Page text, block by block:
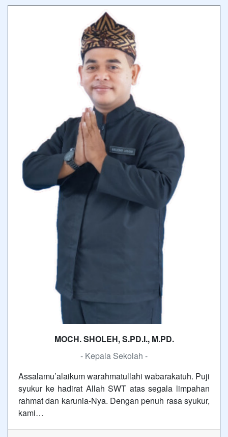
MOCH. SHOLEH, S.PD.I., M.PD.
- Kepala Sekolah -
Assalamu’alaikum warahmatullahi wabarakatuh. Puji
syukur ke hadirat Allah SWT atas segala limpahan
rahmat dan karunia-Nya. Dengan penuh rasa syukur,
kami…